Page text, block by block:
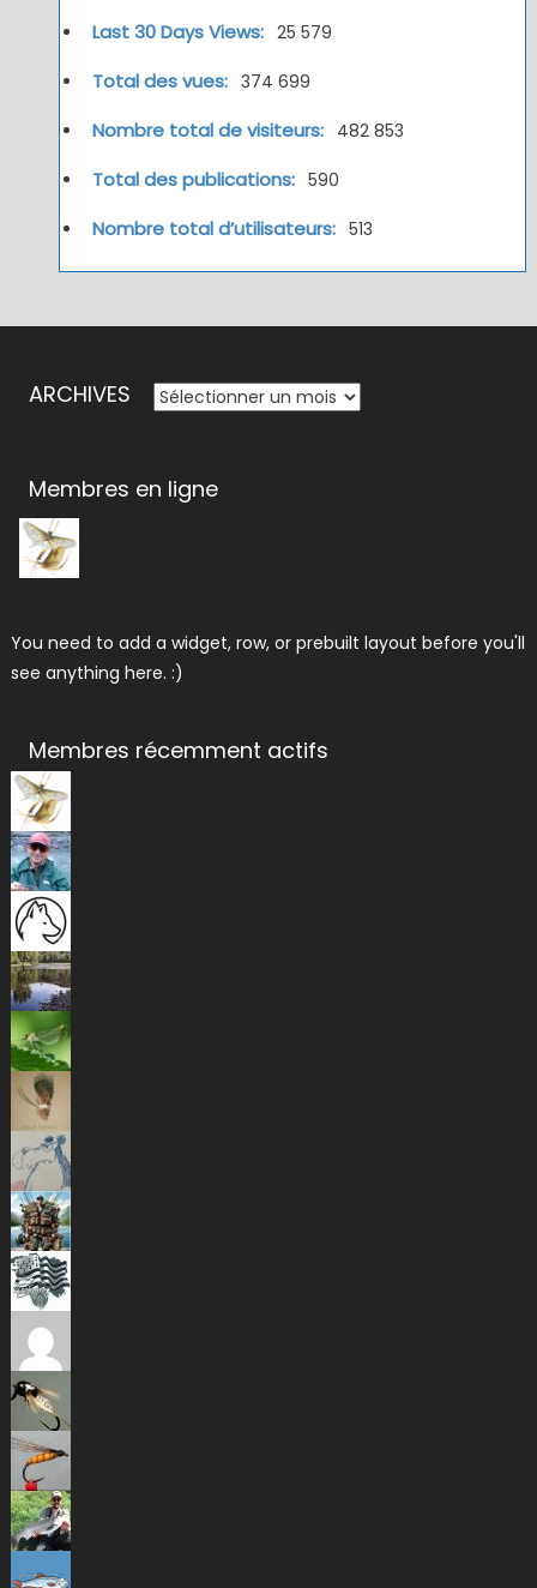
Last 30 Days Views: 25 579
Total des vues: 374 699
Nombre total de visiteurs: 482 853
Total des publications: 590
Nombre total d’utilisateurs: 513
ARCHIVES ARCHIVES
Membres en ligne
You need to add a widget, row, or prebuilt layout before you'll
see anything here. :)
Membres récemment actifs